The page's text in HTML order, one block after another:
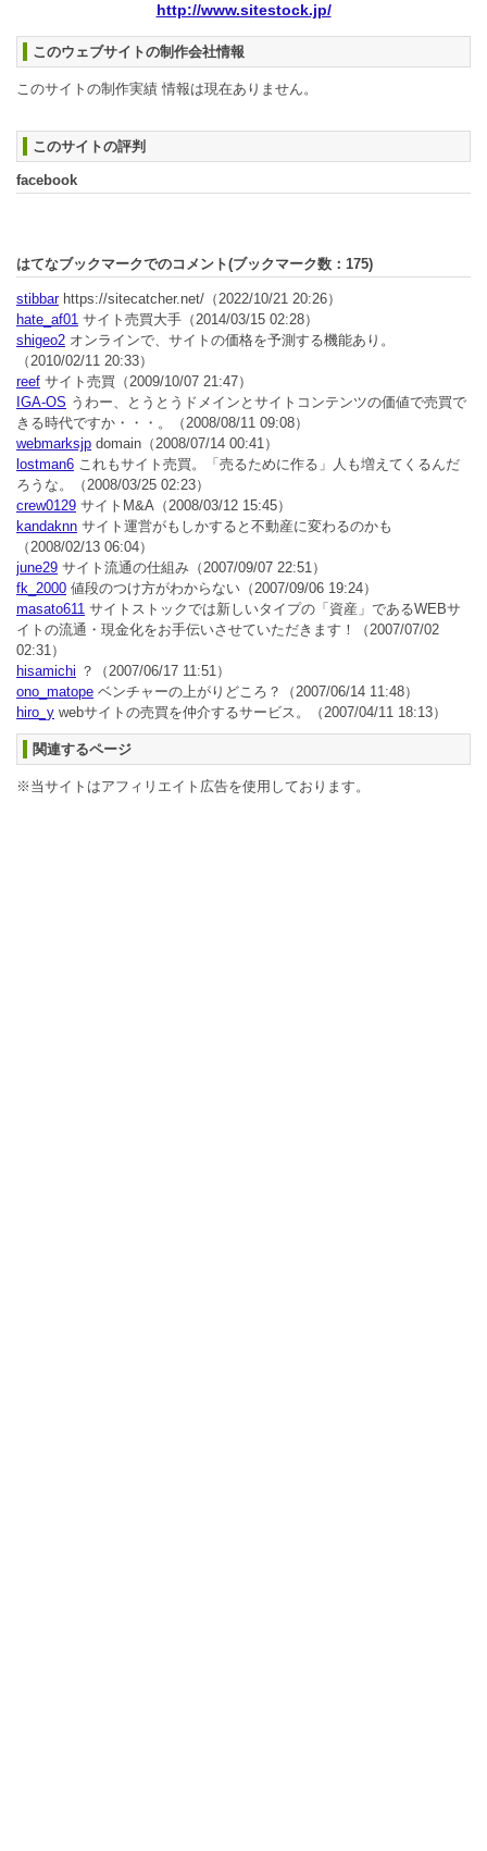
http://www.sitestock.jp/
このウェブサイトの制作会社情報
このサイトの制作実績 情報は現在ありません。
このサイトの評判
facebook
はてなブックマークでのコメント(ブックマーク数： 175)
stibbarhttps://sitecatcher.net/ （2022/10/21 20:26）
hate_af01 サイト売買大手 （2014/03/15 02:28）
shigeo2 オンラインで、サイトの価格を予測する機能あり。
（2010/02/11 20:33）
reef サイト売買 （2009/10/07 21:47）
IGA-OS うわー、とうとうドメインとサイトコンテンツの価値で売買で
きる時代ですか・・・。
（2008/08/11 09:08）
webmarksjp domain （2008/07/14 00:41）
lostman6 これもサイト売買。「売るために作る」人も増えてくるんだ
ろうな。
（2008/03/25 02:23）
crew0129 サイトM&A （2008/03/12 15:45）
kandaknn サイト運営がもしかすると不動産に変わるのかも
（2008/02/13 06:04）
june29 サイト流通の仕組み （2007/09/07 22:51）
fk_2000 値段のつけ方がわからない （2007/09/06 19:24）
masato611 サイトストックでは新しいタイプの「資産」であるWEBサ
イトの流通・現金化をお手伝いさせていただきます！
（2007/07/02
02:31）
hisamichi ？
（2007/06/17 11:51）
ono_matope ベンチャーの上がりどころ？
（2007/06/14 11:48）
hiro_y webサイトの売買を仲介するサービス。 （2007/04/11 18:13）
関連するページ
※当サイトはアフィリエイト広告を使用しております。